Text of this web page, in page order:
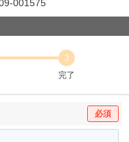
001575
3
完了
必須